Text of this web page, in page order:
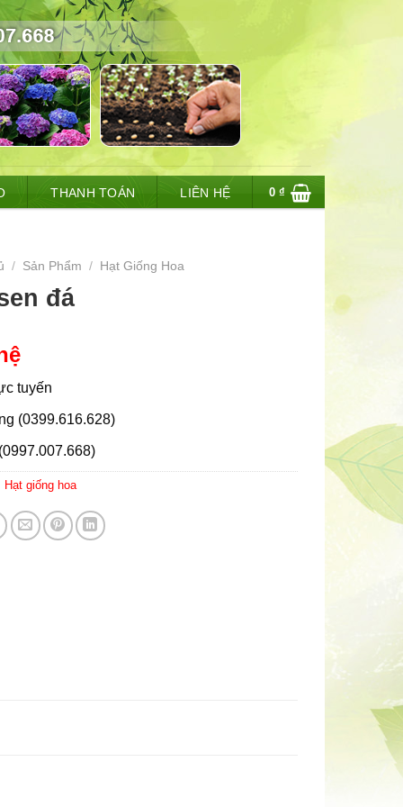
THANH TOÁN LIÊN HỆ 0₫
/ Sản Phẩm / Hạt Giống Hoa
đá
tuyến
(0399.616.628)
Hạt giống hoa